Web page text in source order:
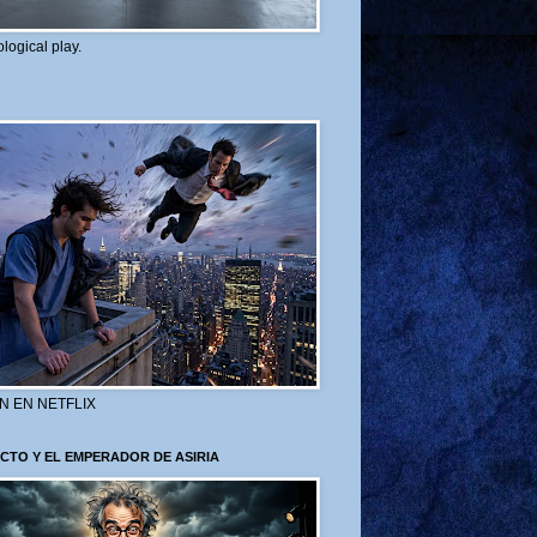
play.
EN NETFLIX
Y EL EMPERADOR DE ASIRIA